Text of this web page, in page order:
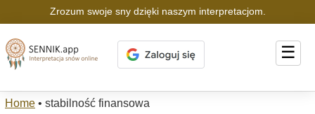
Zrozum swoje sny dzięki naszym interpretacjom.
☰
Home • stabilność finansowa